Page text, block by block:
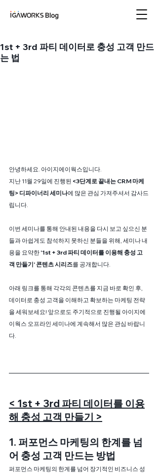
1st + 3rd 파티 데이터로 충성 고객 만드
는 법
안녕하세요. 아이지에이웍스입니다.
지난 11월 29일에 진행된 <3단계로 끝내는 CRM 마케
팅> 디파이너리 세미나에 많은 관심 가져주셔서 감사드
립니다.
이번 세미나를 통해 안내된 내용을 다시 보고 싶으신 분
들과 아쉽게도 참석하지 못하신 분들을 위해, 세미나 내
용을 요약한 '1st + 3rd 파티 데이터를 이용해 충성 고
객 만들기' 콘텐츠 시리즈를 공개합니다.
아래 링크를 통해 각각의 콘텐츠를 지금 바로 확인 후,
데이터로 충성 고객을 이해하고 확보하는 마케팅 전략
을 세워보세요! 앞으로도 주기적으로 진행될 아이지에
이웍스 오프라인 세미나에 계속해서 많은 관심 바랍니
다.
< 1st + 3rd 파티 데이터를 이용
해 충성 고객 만들기 >
1. 퍼포먼스 마케팅의 한계를 넘
어 충성 고객 만드는 방법
퍼포먼스 마케팅의 한계를 넘어 장기적인 비즈니스 성